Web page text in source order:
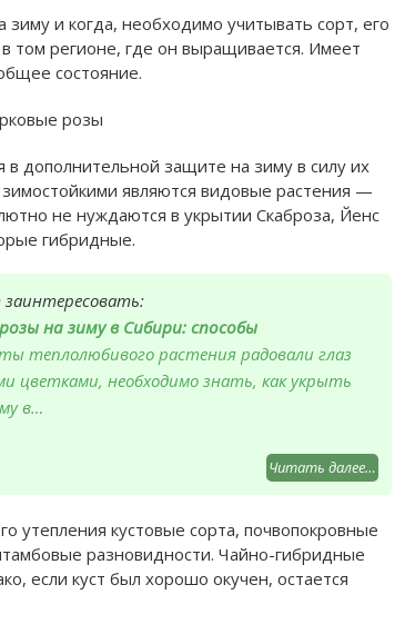
и когда, необходимо учитывать сорт, его
том регионе, где он выращивается. Имеет
состояние.
дополнительной защите на зиму в силу их
являются видовые растения —
не нуждаются в укрытии Скаброза, Йенс
гибридные.
на зиму в Сибири: способы
теплолюбивого растения радовали глаз
цветками, необходимо знать, как укрыть
в…
Читать далее…
утепления кустовые сорта, почвопокровные
разновидности. Чайно-гибридные
если куст был хорошо окучен, остается